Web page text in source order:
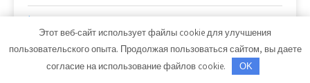
Страница 112
Страница 113
Этот веб-сайт использует файлы cookie для улучшения
пользовательского опыта. Продолжая пользоваться сайтом, вы даете
согласие на использование файлов cookie.
OK